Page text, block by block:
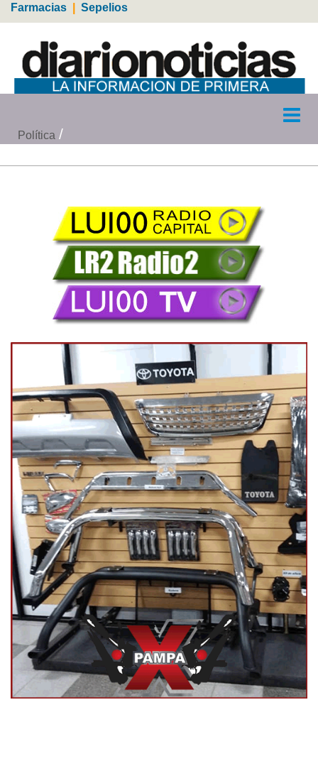
Farmacias Sepelios
Política